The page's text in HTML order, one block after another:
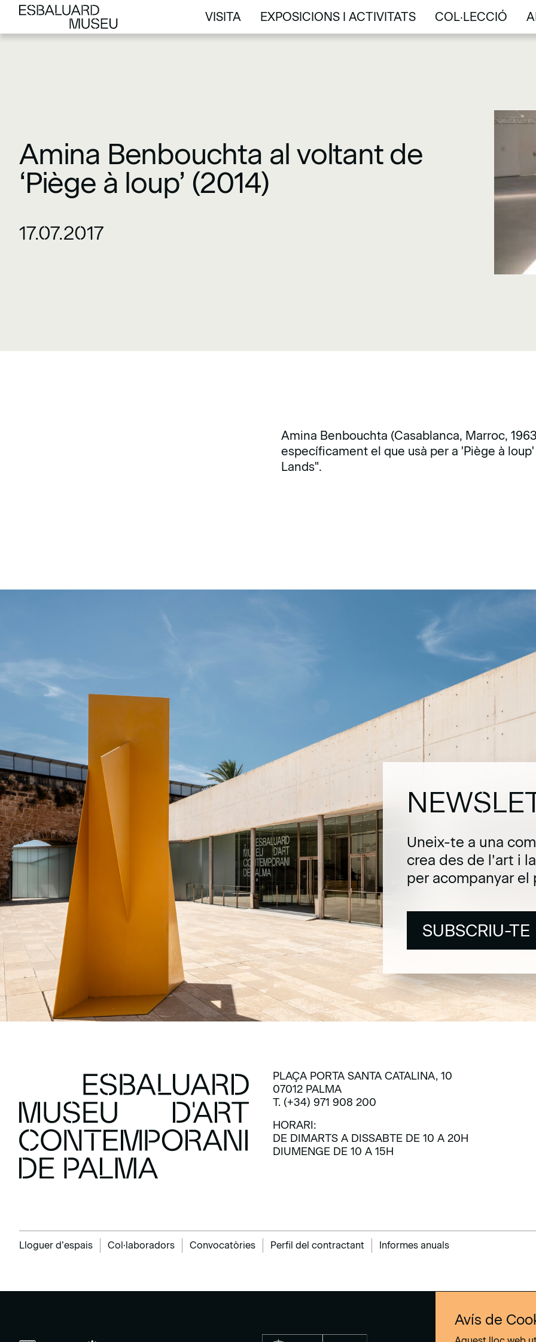
VISITA
VISITA
EXPOSICIONS I ACTIVITATS
EXPOSICIONS I ACTIVITATS
COL·LECCIÓ
COL·LECCIÓ
Amina Benbouchta al voltant de
‘Piège à loup’ (2014)
17.07.2017
Amina Benbouchta (Casablanca, Marroc,
específicament el que usà per a 'Piège à
Lands".
Uneix-te a una
crea des de l’art i
per acompanyar el
SUBSCRIU-TE
PLAÇA PORTA SANTA CATALINA, 10
07012 PALMA
T. (+34) 971 908 200
HORARI:
DE DIMARTS A DISSABTE DE 10 A 20H
DIUMENGE DE 10 A 15H
Lloguer d’espais Col·laboradors Convocatòries Perfil del contractant Informes anuals
Avís de